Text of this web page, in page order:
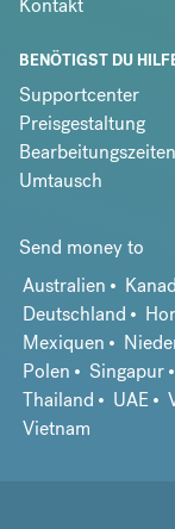
Kontakt
BENÖTIGST DU
Supportcenter
Preisgestaltung
Bearbeitungszeiten
Umtausch
Send money to
Australien
Deutschland
Mexiquen
Polen
Singapur
Thailand
UAE
Vietnam